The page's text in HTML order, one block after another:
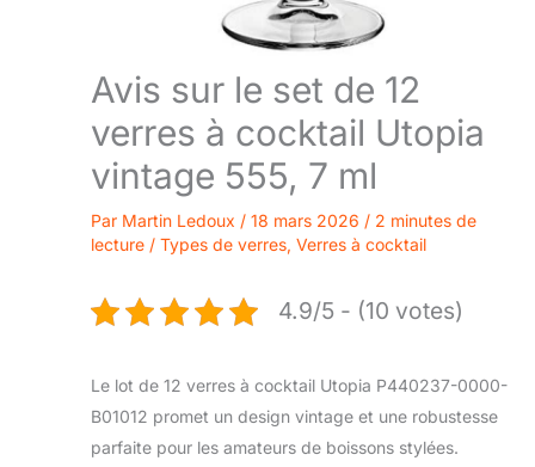
Avis sur le set de 12
verres à cocktail Utopia
vintage 555, 7 ml
Par Martin Ledoux / 18 mars 2026 / 2 minutes de
lecture / Types de verres, Verres à cocktail
4.9/5 - (10 votes)
Le lot de 12 verres à cocktail Utopia P440237-0000-
B01012 promet un design vintage et une robustesse
parfaite pour les amateurs de boissons stylées.